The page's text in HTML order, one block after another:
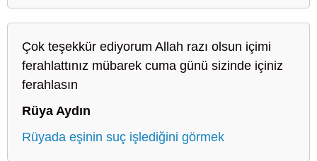
Çok teşekkür ediyorum Allah razı olsun içimi
ferahlattınız mübarek cuma günü sizinde içiniz
ferahlasın
Rüya Aydın
Rüyada eşinin suç işlediğini görmek